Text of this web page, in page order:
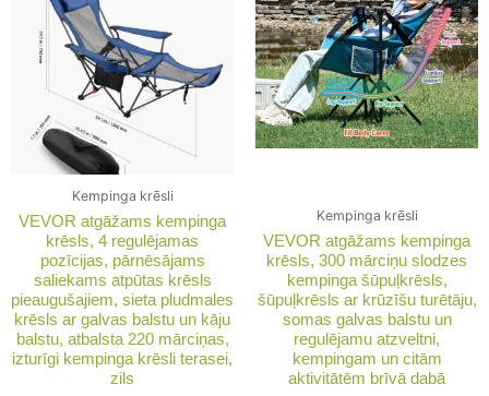
Kempinga krēsli
VEVOR atgāžams kempinga
krēsls, 4 regulējamas
pozīcijas, pārnēsājams
saliekams atpūtas krēsls
pieaugušajiem, sieta pludmales
krēsls ar galvas balstu un kāju
balstu, atbalsta 220 mārciņas,
izturīgi kempinga krēsli terasei,
zils
Kempinga krēsli
VEVOR atgāžams kempinga
krēsls, 300 mārciņu slodzes
kempinga šūpuļkrēsls,
šūpuļkrēsls ar krūzīšu turētāju,
somas galvas balstu un
regulējamu atzveltni,
kempingam un citām
aktivitātēm brīvā dabā